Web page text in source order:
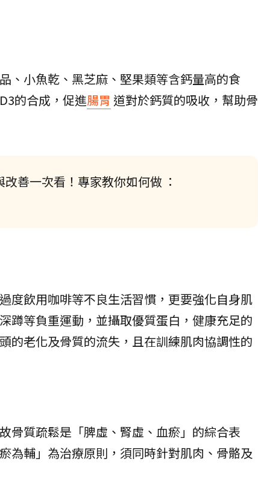
、小魚乾、黑芝麻、堅果類等含鈣量高的食
的合成，促進腸胃 道對於鈣質的吸收，幫助骨
善一次看！專家教你如何做 ：
度飲用咖啡等不良生活習慣，更要強化自身肌
蹲等負重運動，並攝取優質蛋白，健康充足的
的老化及骨質的流失，且在訓練肌肉協調性的
骨質疏鬆是「脾虛、腎虛、血瘀」的綜合表
為輔」為治療原則，須同時針對肌肉、骨骼及